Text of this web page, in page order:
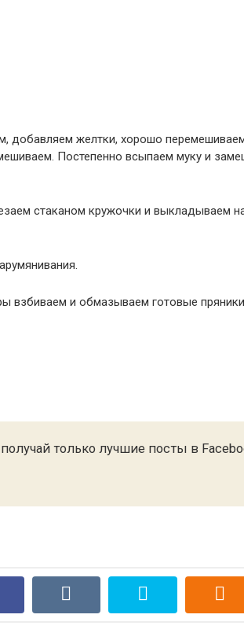
добавляем желтки, хорошо
Постепенно всыпаем муку и
стаканом кружочки и выкладываем
взбиваем и обмазываем готовые
только лучшие посты в